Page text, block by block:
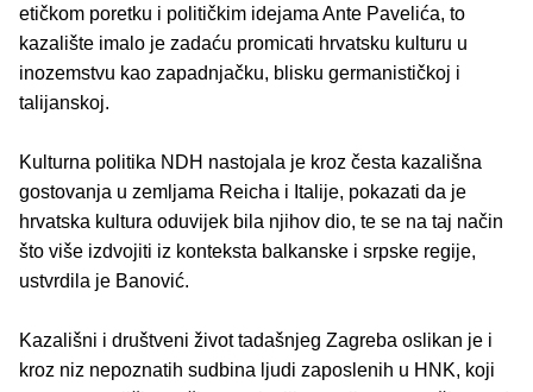
etičkom poretku i političkim idejama Ante Pavelića, to
kazalište imalo je zadaću promicati hrvatsku kulturu u
inozemstvu kao zapadnjačku, blisku germanističkoj i
talijanskoj.
Kulturna politika NDH nastojala je kroz česta kazališna
gostovanja u zemljama Reicha i Italije, pokazati da je
hrvatska kultura oduvijek bila njihov dio, te se na taj način
što više izdvojiti iz konteksta balkanske i srpske regije,
ustvrdila je Banović.
Kazališni i društveni život tadašnjeg Zagreba oslikan je i
kroz niz nepoznatih sudbina ljudi zaposlenih u HNK, koji